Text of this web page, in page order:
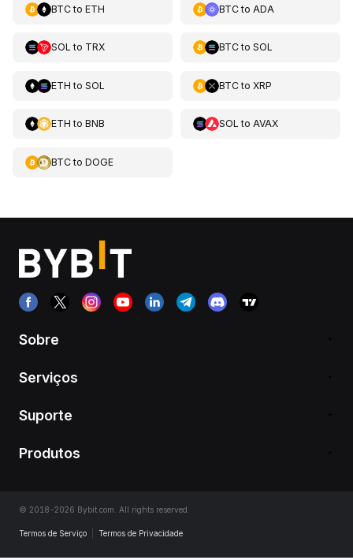
BTCto ETH BTCto ADA
SOL to TRX BTCto SOL
ETH to SOL BTCto XRP
ETH to BNB SOL to AVAX
BTCto DOGE
Sobre
Serviços
Suporte
Produtos
© 2018-2026 Bybit.com. All rights reserved.
Termos de Serviço Termos de Privacidade